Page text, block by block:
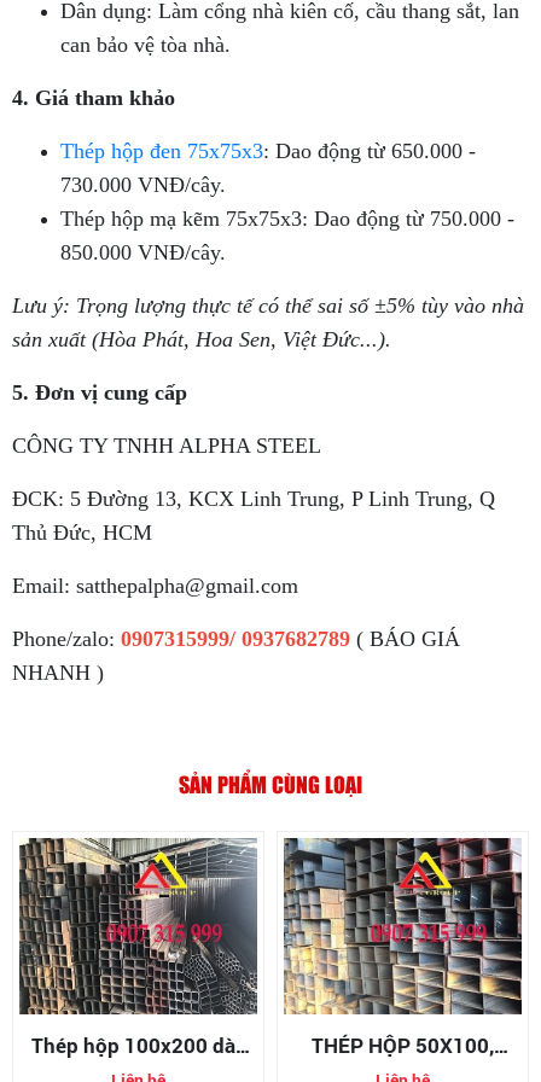
Dân dụng: Làm cổng nhà kiên cố, cầu thang sắt, lan
can bảo vệ tòa nhà.
4. Giá tham khảo
Thép hộp đen 75x75x3: Dao động từ 650.000 -
730.000 VNĐ/cây.
Thép hộp mạ kẽm 75x75x3: Dao động từ 750.000 -
850.000 VNĐ/cây.
Lưu ý: Trọng lượng thực tế có thể sai số ±5% tùy vào nhà
sản xuất (Hòa Phát, Hoa Sen, Việt Đức...).
5. Đơn vị cung cấp
CÔNG TY TNHH ALPHA STEEL
ĐCK: 5 Đường 13, KCX Linh Trung, P Linh Trung, Q
Thủ Đức, HCM
Email: satthepalpha@gmail.com
Phone/zalo: 0907315999/ 0937682789 ( BÁO GIÁ
NHANH )
SẢN PHẨM CÙNG LOẠI
Thép hộp 100x200 dày
10mm/10ly
THÉP HỘP 50X100,
THÉP HỘP 100X50,